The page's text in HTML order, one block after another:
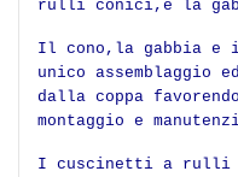
rulli conici,e la
Il cono,la gabbia e
unico assemblaggio
dalla coppa
montaggio e
I cuscinetti a rulli